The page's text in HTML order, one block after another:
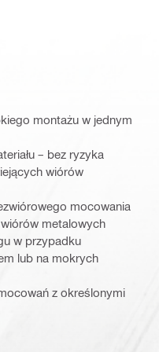
montażu w jednym
– bez ryzyka
wiórów
mocowania
metalowych
w przypadku
lub na mokrych
z określonymi